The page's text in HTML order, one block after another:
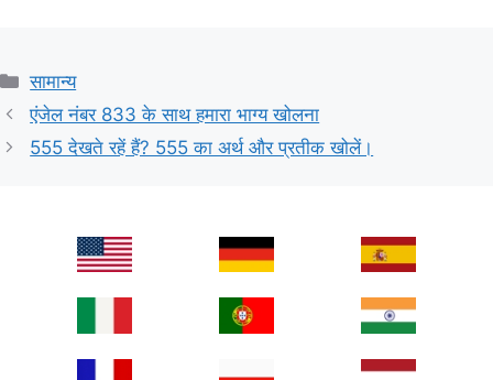
Categories
सामान्य
एंजेल नंबर 833 के साथ हमारा भाग्य खोलना
555 देखते रहें हैं? 555 का अर्थ और प्रतीक खोलें।